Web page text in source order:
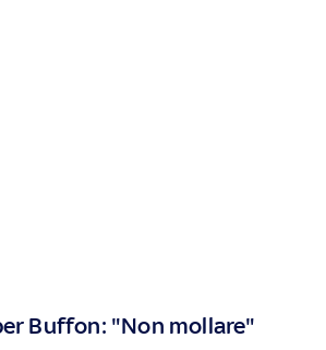
Buffon: "Non mollare"